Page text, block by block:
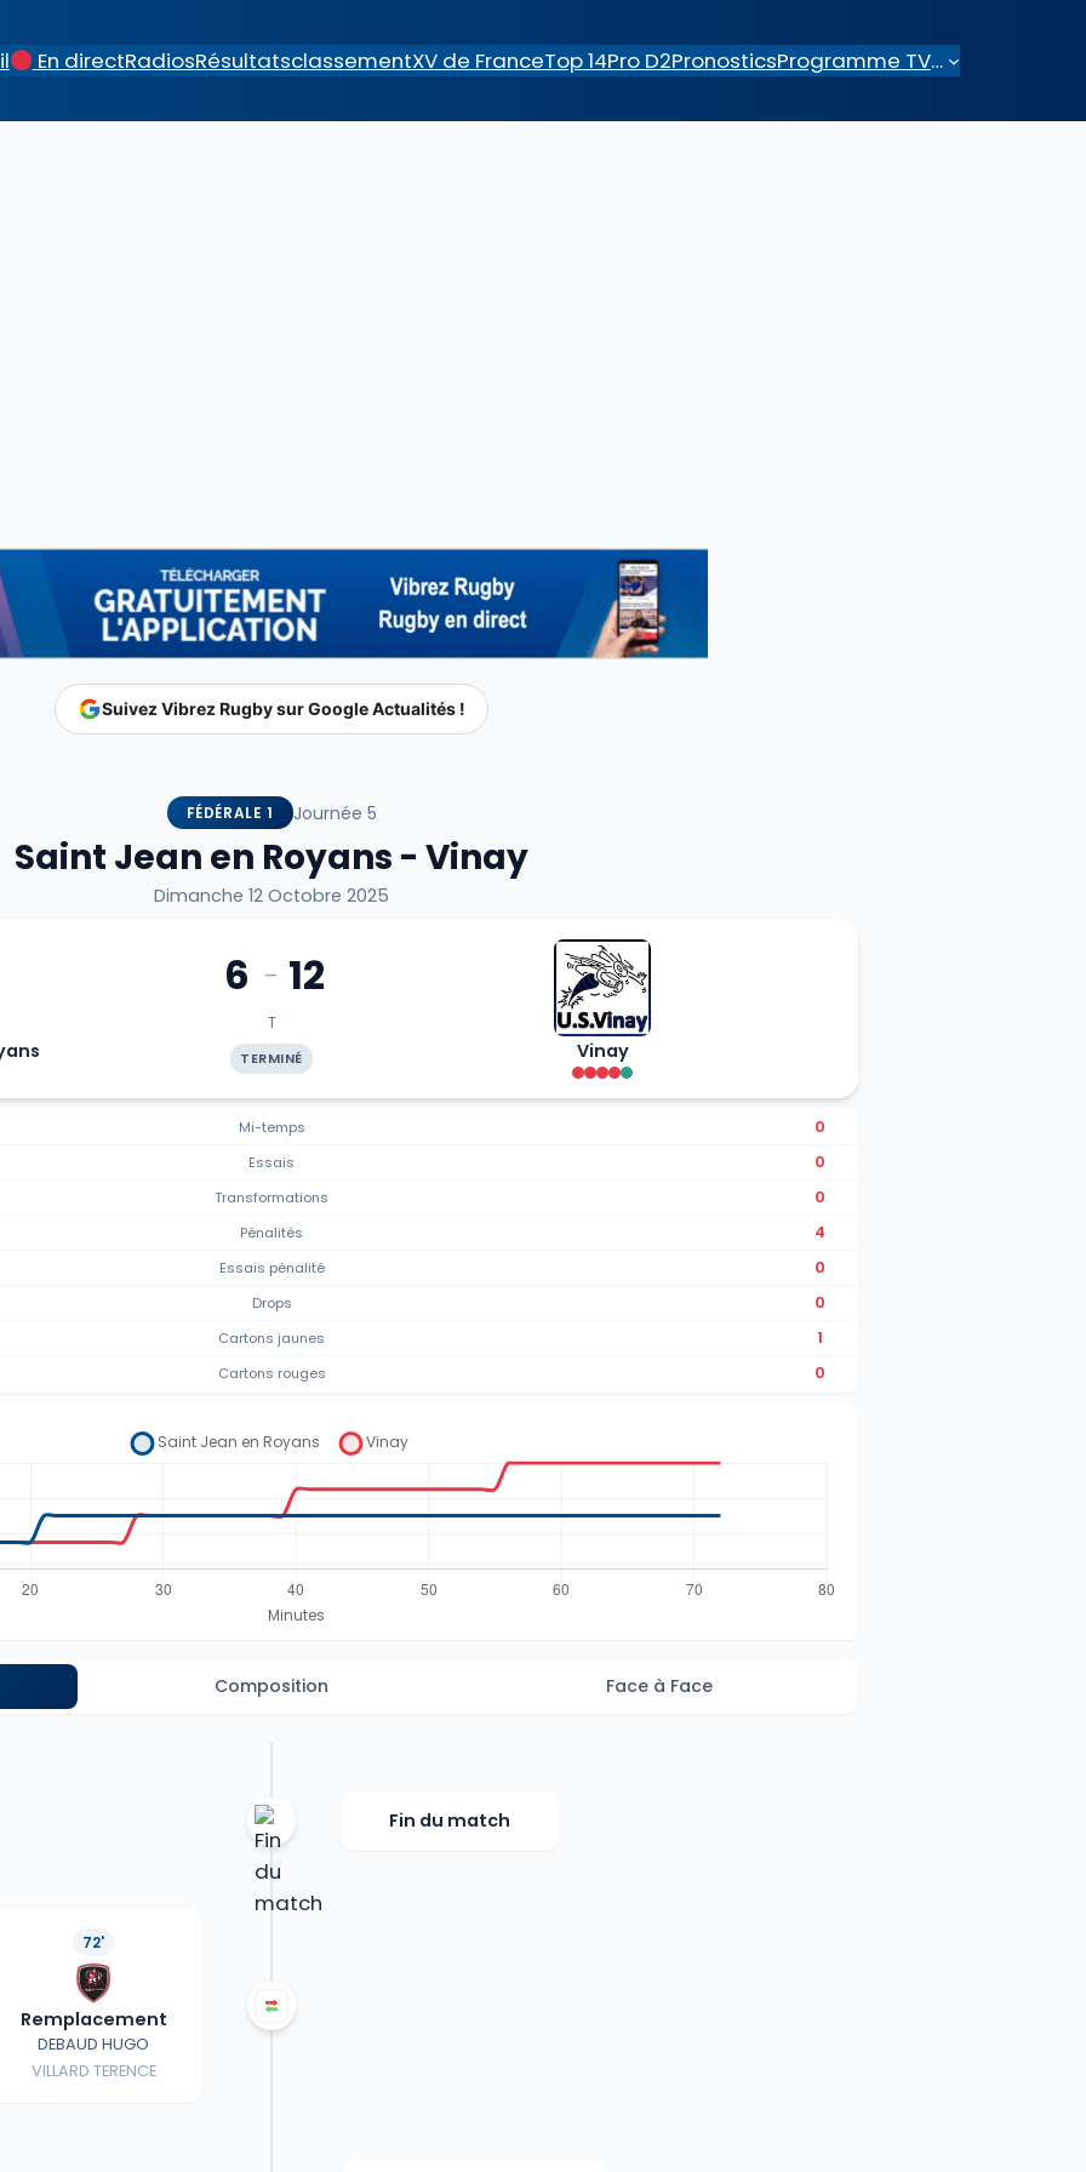
En directRadiosRésultatsclassementXV de FranceTop 14Pro D2PronosticsProgramme TV…
Suivez Vibrez Rugby sur Google Actualités !
FÉDÉRALE 1 Journée 5
Saint Jean en Royans - Vinay
Dimanche 12 Octobre 2025
6 - 12
T
TERMINÉ Vinay
Mi-temps
0
Essais
0
Transformations
0
Pénalités
4
Essais pénalité
0
Drops
0
Cartons jaunes
1
Cartons rouges 0
Composition Face à Face
Fin du match
72'
Remplacement
DEBAUD HUGO
VILLARD TERENCE